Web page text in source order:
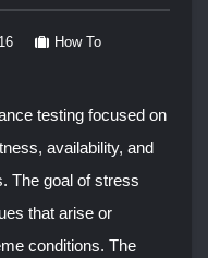
How To
testing focused on
availability, and
The goal of stress
that arise or
conditions. The